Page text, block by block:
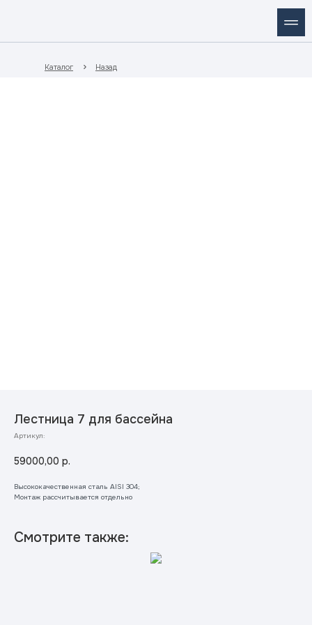
Каталог Назад
Лестница 7 для бассейна
Артикул:
59000,00 р.
Высококачественная сталь AISI 304;
Монтаж рассчитывается отдельно
Смотрите также: